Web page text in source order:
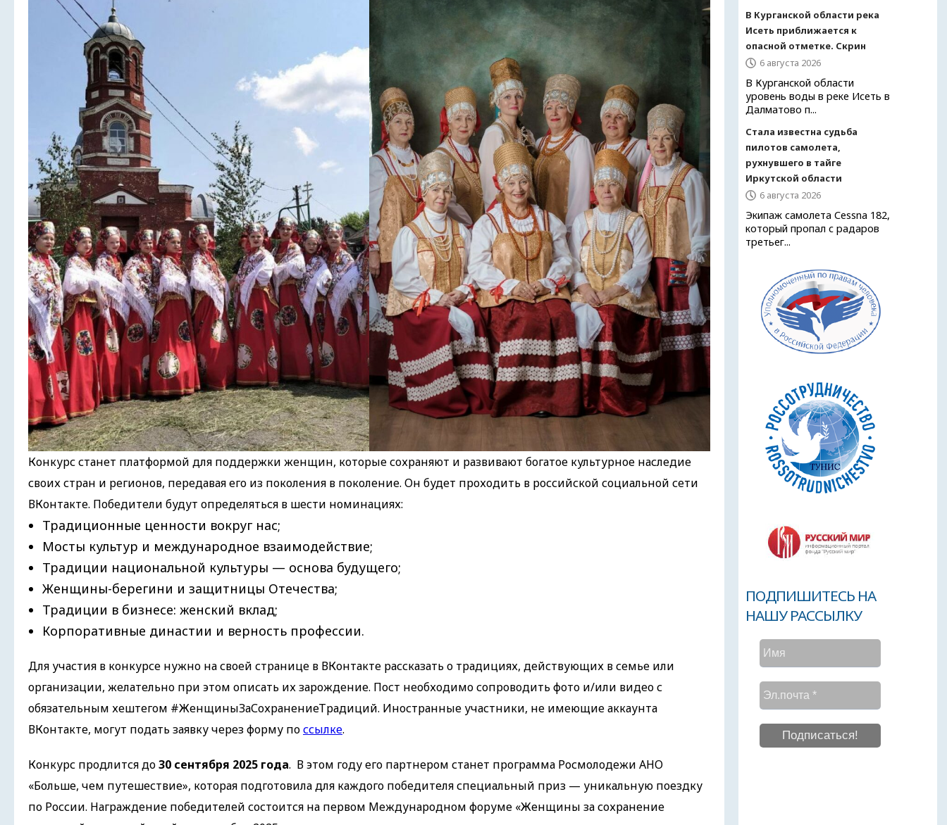
Конкурс станет платформой для поддержки женщин, которые сохраняют и развивают богатое культурное наследие
своих стран и регионов, передавая его из поколения в поколение. Он будет проходить в российской социальной сети
ВКонтакте. Победители будут определяться в шести номинациях:
Традиционные ценности вокруг нас;
Мосты культур и международное взаимодействие;
Традиции национальной культуры — основа будущего;
Женщины-берегини и защитницы Отечества;
Традиции в бизнесе: женский вклад;
Корпоративные династии и верность профессии.
Для участия в конкурсе нужно на своей странице в ВКонтакте рассказать о традициях, действующих в семье или
организации, желательно при этом описать их зарождение. Пост необходимо сопроводить фото и/или видео с
обязательным хештегом #ЖенщиныЗаСохранениеТрадиций. Иностранные участники, не имеющие аккаунта
ВКонтакте, могут подать заявку через форму поссылке.
Конкурс продлится до30 сентября 2025 года. В этом году его партнером станет программа Росмолодежи АНО
«Больше, чем путешествие», которая подготовила для каждого победителя специальный приз — уникальную поездку
по России. Награждение победителей состоится на первом Международном форуме «Женщины за сохранение
В Курганской области река
Исеть приближается к
опасной отметке. Скрин
6 августа 2026
В Курганской области
уровень воды в реке Исеть в
Далматово п...
Стала известна судьба
пилотов самолета,
рухнувшего в тайге
Иркутской области
6 августа 2026
Экипаж самолета Cessna 182,
который пропал с радаров
третьег...
ПОДПИШИТЕСЬ НА
НАШУ РАССЫЛКУ